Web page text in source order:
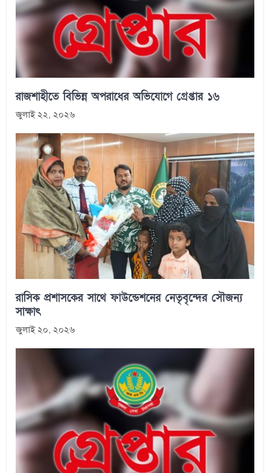
রাজশাহীতে বিভিন্ন অপরাধের অভিযোগে গ্রেপ্তার ১৬
জুলাই ২২, ২০২৬
রাসিক প্রশাসকের সাথে ফাউন্ডেশনের নেতৃবৃন্দের সৌজন্য
সাক্ষাৎ
জুলাই ২০, ২০২৬